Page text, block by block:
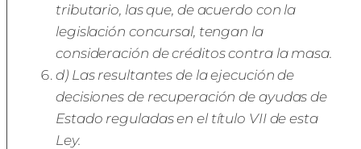
tributario, las que, de acuerdo con la
legislación concursal, tengan la
consideración de créditos contra la masa.
d) Las resultantes de la ejecución de
decisiones de recuperación de ayudas de
Estado reguladas en el título VII de esta
Ley.